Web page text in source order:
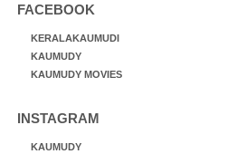
FACEBOOK
KERALAKAUMUDI
KAUMUDY
KAUMUDY MOVIES
INSTAGRAM
KAUMUDY